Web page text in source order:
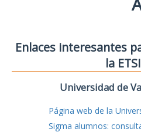
Enlaces interesantes
la
Universidad de
Página web de la
Sigma alumnos: